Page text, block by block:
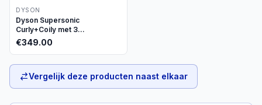
DYSON
Dyson Supersonic
Curly+Coily met 3
opzetstukken
€349.00
Vergelijk deze producten naast elkaar